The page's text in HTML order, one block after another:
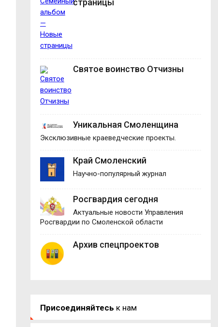
страницы
Святое воинство Отчизны
Уникальная Смоленщина
Эксклюзивные краеведческие проекты.
Край Смоленский
Научно-популярный журнал
Росгвардия сегодня
Актуальные новости Управления
Росгвардии по Смоленской области
Архив спецпроектов
Присоединяйтесь к нам